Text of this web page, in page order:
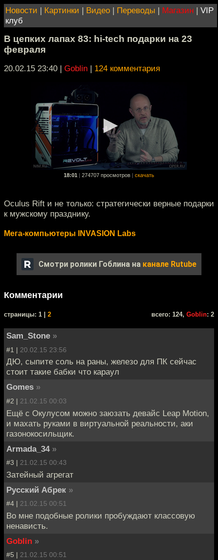
Новости | Картинки | Видео | Переводы | Магазин | VIP
клуб
В цепких лапах 83: hi-tech подарки на 23
февраля
20.02.15 23:40 | Goblin | 124 комментария
18:01 274707 просмотров скачать
Oculus Rift и не только: стратегически верные подарки
к мужскому празднику.
Мега-компьютеры INVASION Labs
Смотри ролики Гоблина на канале Rutube
Комментарии
cтраницы: 1 | 2 всего: 124, Goblin: 2
Sam_Stone »
#1 | 20.02.15 23:56
ДЮ, сыпите соль на раны, железо для ПК сейчас
стоит такие бабки что караул
Gomes »
#2 | 21.02.15 00:03
Ещё с Окулусом можно заюзать девайс Leap Motion,
и махать руками в виртуальной реальности, аки
газонокосильщик.
Armada_34 »
#3 | 21.02.15 00:43
Затейный агрегат
Русский Абрек »
#4 | 21.02.15 00:51
Во мне подобные ролики пробуждают классовую
ненависть.
Goblin »
#5 | 21.02.15 00:51